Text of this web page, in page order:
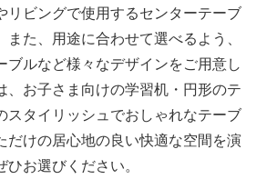
リビングで使用するセンターテーブ
また、用途に合わせて選べるよう、
ブルなど様々なデザインをご用意し
、お子さま向けの学習机・円形のテ
スタイリッシュでおしゃれなテーブ
だけの居心地の良い快適な空間を演
お選びください。